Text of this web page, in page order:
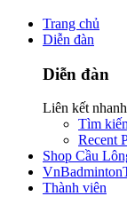
Trang chủ
Diễn đàn
Diễn đàn
Liên kết nhanh
Tìm
Recent
Shop Cầu
Thành viên